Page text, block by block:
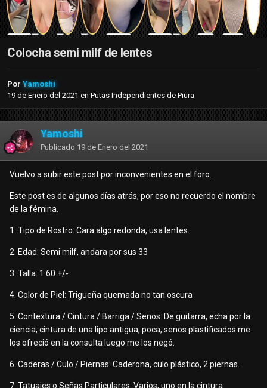
Colocha semi milf de lentes
Por Yamoshi
19 de Enero del 2021 en Putas Independientes de Piura
Yamoshi
Publicado 19 de Enero del 2021
Vuelvo a subir este post por inconvenientes en el foro.
Este post es de algunos días atrás, por eso no recuerdo el nombre
de la fémina.
1. Tipo de Rostro: Cara algo redonda, usa lentes.
2. Edad: Semi milf, andara por sus 33
3. Talla: 1.60 +/-
4. Color de Piel: Trigueña quemada no tan oscura
5. Contextura / Cintura / Barriga / Senos: De guitarra, echa por la
ciencia, cintura de una lipo antigua, poca, senos plastificados me
los ofreció en la consulta luego me los negó.
6. Caderas / Culo / Piernas: Caderona, culo plástico, 2 piernas.
7. Tatuajes o Señas Particulares: Varios, uno en la cintura